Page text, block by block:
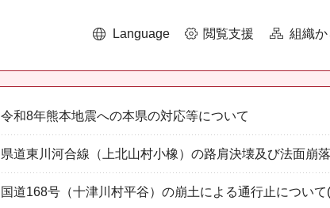
Language 閲覧支援 組織
令和8年熊本地震への本県の対応等について
県道東川河合線（上北山村小橡）の路肩決壊及び法面崩
国道168号（十津川村平谷）の崩土による通行止につい